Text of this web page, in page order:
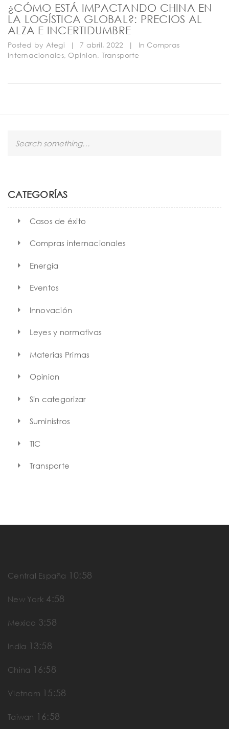
¿CÓMO ESTÁ IMPACTANDO CHINA EN
LA LOGÍSTICA GLOBAL?: PRECIOS AL
ALZA E INCERTIDUMBRE
Posted by Ategi | 7 abril, 2022 | In Compras
internacionales, Opinion, Transporte
h
CATEGORÍAS
Casos de éxito
Compras internacionales
Energía
Eventos
Innovación
Leyes y normativas
Materias Primas
Opinion
Sin categorizar
Suministros
TIC
Transporte
Central España 10:58
New York 4:58
Mexico 3:58
India 13:58
China 16:58
Vietnam 15:58
Taiwan 16:58